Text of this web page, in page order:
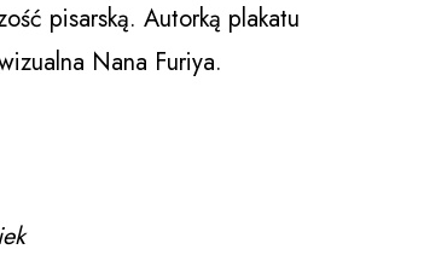
pisarską. Autorką plakatu
Nana Furiya.